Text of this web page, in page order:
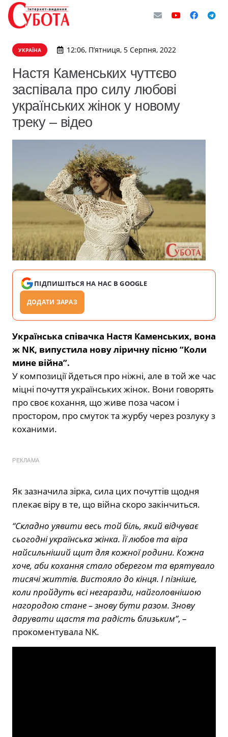
УКРАЇНА 12:06, П’ятниця, 5 Серпня, 2022
Настя Каменських чуттєво
заспівала про силу любові
українських жінок у новому
треку – відео
ПІДПИШІТЬСЯ НА НАС В GOOGLE
ДОДАТИ ЗАРАЗ
Українська співачка Настя Каменських, вона
ж NK, випустила нову ліричну пісню “Коли
мине війна”.
У композиції йдеться про ніжні, але в той же час
міцні почуття українських жінок. Вони говорять
про своє кохання, що живе поза часом і
простором, про смуток та журбу через розлуку з
коханими.
РЕКЛАМА
Як зазначила зірка, сила цих почуттів щодня
плекає віру в те, що війна скоро закінчиться.
“Складно уявити весь той біль, який відчуває
сьогодні українська жінка. Її любов та віра
найсильніший щит для кожної родини. Кожна
хоче, аби кохання стало оберегом та врятувало
тисячі життів. Вистояло до кінця. І пізніше,
коли пройдуть всі негаразди, найголовнішою
нагородою стане – знову бути разом. Знову
дарувати щастя та радість близьким”, –
прокоментувала NK.